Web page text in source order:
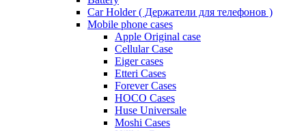
Car Holder ( Держатели для телефонов )
Mobile phone cases
Apple Original case
Cellular Case
Eiger cases
Etteri Cases
Forever Cases
HOCO Cases
Huse Universale
Moshi Cases